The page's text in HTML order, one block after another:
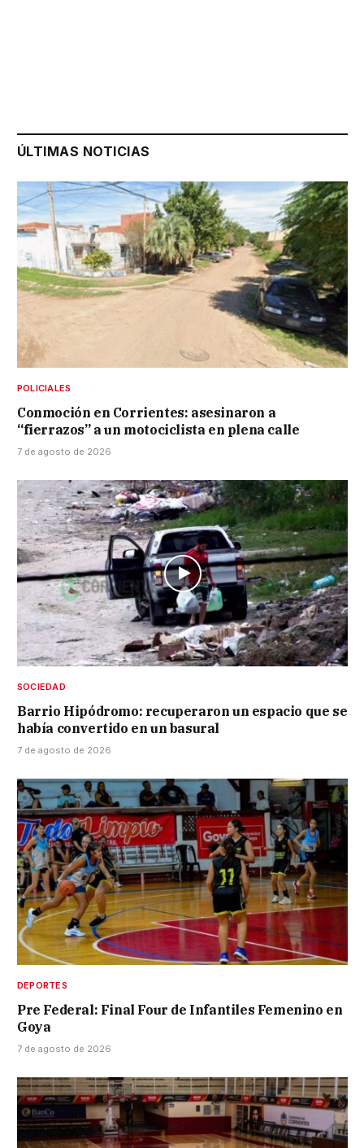
ÚLTIMAS NOTICIAS
POLICIALES
Conmoción en Corrientes: asesinaron a
“fierrazos” a un motociclista en plena calle
7 de agosto de 2026
SOCIEDAD
Barrio Hipódromo: recuperaron un espacio que se
había convertido en un basural
7 de agosto de 2026
DEPORTES
Pre Federal: Final Four de Infantiles Femenino en
Goya
7 de agosto de 2026